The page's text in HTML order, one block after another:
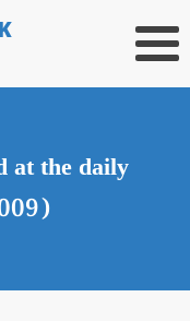
at the daily